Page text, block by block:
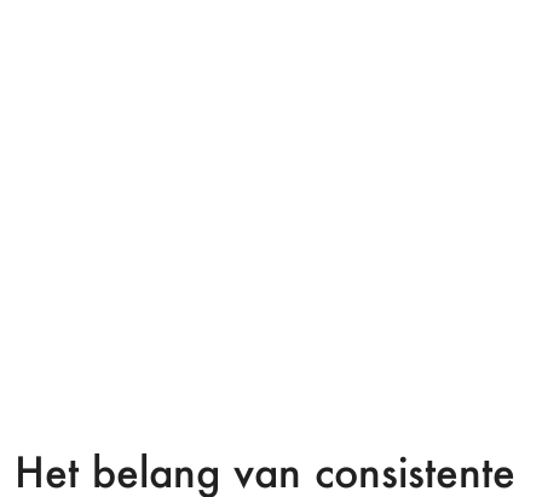
Het belang van consistente